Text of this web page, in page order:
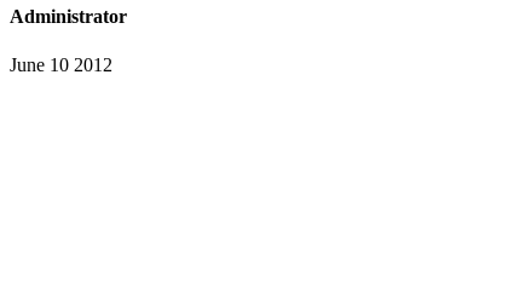
Administrator
June 10 2012